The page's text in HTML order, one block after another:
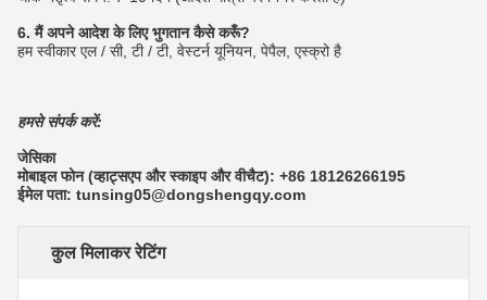
6. मैं अपने आदेश के लिए भुगतान कैसे करूँ?
हम स्वीकार एल / सी, टी / टी, वेस्टर्न यूनियन, पेपैल, एस्क्रो है
हमसे संपर्क करें:
जेसिका
मोबाइल फोन (व्हाट्सएप और स्काइप और वीचैट): +86 18126266195
ईमेल पता: tunsing05@dongshengqy.com
कुल मिलाकर रेटिंग